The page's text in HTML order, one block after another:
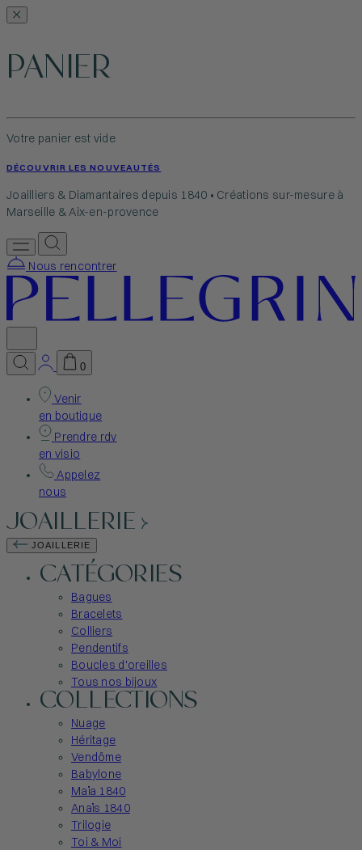
PANIER
Votre panier est vide
DÉCOUVRIR LES NOUVEAUTÉS
Joailliers & Diamantaires depuis 1840 • Créations sur-mesure à
Marseille & Aix-en-provence
Nous rencontrer
0
Venir
en boutique
Prendre rdv
en visio
Appelez
nous
JOAILLERIE
JOAILLERIE
CATÉGORIES
Bagues
Bracelets
Colliers
Pendentifs
Boucles d'oreilles
Tous nos bijoux
COLLECTIONS
Nuage
Héritage
Vendôme
Babylone
Maïa 1840
Anaïs 1840
Trilogie
Toi & Moi